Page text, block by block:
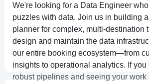
We're looking for a Data Engineer
puzzles with data. Join us in building
planner for complex, multi-destination
design and maintain the data
our entire booking ecosystem—from
insights to operational analytics. If
robust pipelines and seeing your work